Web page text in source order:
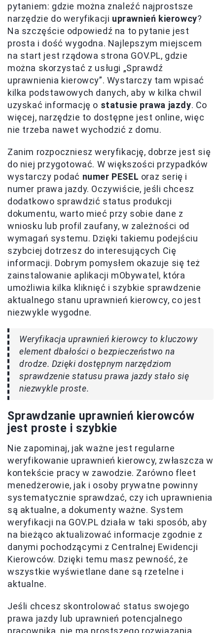
pytaniem: gdzie można znaleźć najprostsze
narzędzie do weryfikacji uprawnień kierowcy?
Na szczęście odpowiedź na to pytanie jest
prosta i dość wygodna. Najlepszym miejscem
na start jest rządowa strona GOV.PL, gdzie
można skorzystać z usługi „Sprawdź
uprawnienia kierowcy”. Wystarczy tam wpisać
kilka podstawowych danych, aby w kilka chwil
uzyskać informację o statusie prawa jazdy. Co
więcej, narzędzie to dostępne jest online, więc
nie trzeba nawet wychodzić z domu.
Zanim rozpoczniesz weryfikację, dobrze jest się
do niej przygotować. W większości przypadków
wystarczy podać numer PESEL oraz serię i
numer prawa jazdy. Oczywiście, jeśli chcesz
dodatkowo sprawdzić status produkcji
dokumentu, warto mieć przy sobie dane z
wniosku lub profil zaufany, w zależności od
wymagań systemu. Dzięki takiemu podejściu
szybciej dotrzesz do interesujących Cię
informacji. Dobrym pomysłem okazuje się też
zainstalowanie aplikacji mObywatel, która
umożliwia kilka kliknięć i szybkie sprawdzenie
aktualnego stanu uprawnień kierowcy, co jest
niezwykle wygodne.
Weryfikacja uprawnień kierowcy to kluczowy
element dbałości o bezpieczeństwo na
drodze. Dzięki dostępnym narzędziom
sprawdzenie statusu prawa jazdy stało się
niezwykle proste.
Sprawdzanie uprawnień kierowców
jest proste i szybkie
Nie zapominaj, jak ważne jest regularne
weryfikowanie uprawnień kierowcy, zwłaszcza w
kontekście pracy w zawodzie. Zarówno fleet
menedżerowie, jak i osoby prywatne powinny
systematycznie sprawdzać, czy ich uprawnienia
są aktualne, a dokumenty ważne. System
weryfikacji na GOV.PL działa w taki sposób, aby
na bieżąco aktualizować informacje zgodnie z
danymi pochodzącymi z Centralnej Ewidencji
Kierowców. Dzięki temu masz pewność, że
wszystkie wyświetlane dane są rzetelne i
aktualne.
Jeśli chcesz skontrolować status swojego
prawa jazdy lub uprawnień potencjalnego
pracownika, nie ma prostszego rozwiązania.